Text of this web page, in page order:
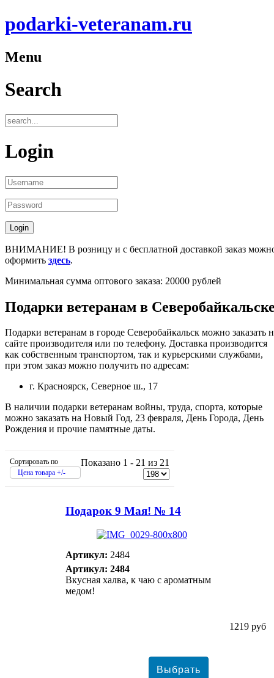
podarki-veteranam.ru
Menu
Search
Login
ВНИМАНИЕ! В розницу и с бесплатной доставкой заказ
оформить здесь.
Минимальная сумма оптового заказа: 20000 рублей
Подарки ветеранам в
Подарки ветеранам в городе Северобайкальск можно заказать
сайте производителя или по телефону. Доставка производится
как собственным транспортом, так и курьерскими службами,
при этом заказ можно получить по адресам:
г. Красноярск, Северное ш., 17
В наличии подарки ветеранам войны, труда, спорта, которые
можно заказать на Новый Год, 23 февраля, День Города, День
Рождения и прочие памятные даты.
Сортировать по
Цена товара +/-
Показано 1 - 21 из 21
Подарок 9 Мая! № 14
Артикул: 2484
Артикул: 2484
Вкусная халва, к чаю с ароматным
медом!
1219 руб